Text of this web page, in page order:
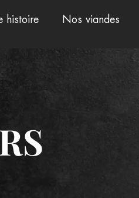
histoire Nos viandes